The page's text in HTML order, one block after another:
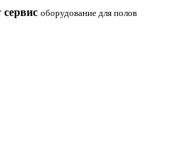
сервис оборудование для полов